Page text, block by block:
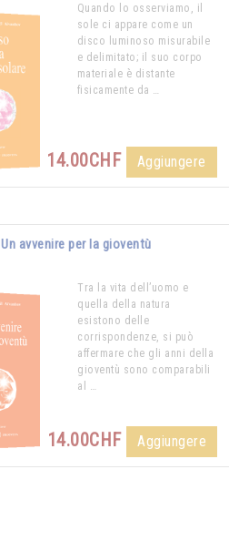
Quando lo osserviamo, il
sole ci appare come un
disco luminoso misurabile
e delimitato; il suo corpo
materiale è distante
fisicamente da …
14.00CHF Aggiungere
Un avvenire per la gioventù
Tra la vita dell’uomo e
quella della natura
esistono delle
corrispondenze, si può
affermare che gli anni della
gioventù sono comparabili
al …
14.00CHF Aggiungere